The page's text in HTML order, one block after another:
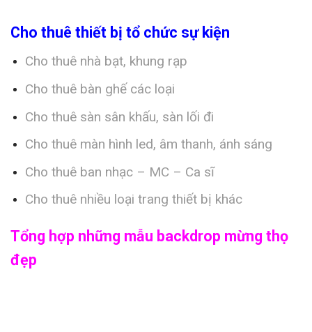
Cho thuê thiết bị tổ chức sự kiện
Cho thuê nhà bạt, khung rạp
Cho thuê bàn ghế các loại
Cho thuê sàn sân khấu, sàn lối đi
Cho thuê màn hình led, âm thanh, ánh sáng
Cho thuê ban nhạc – MC – Ca sĩ
Cho thuê nhiều loại trang thiết bị khác
Tổng hợp những mẫu backdrop mừng thọ
đẹp